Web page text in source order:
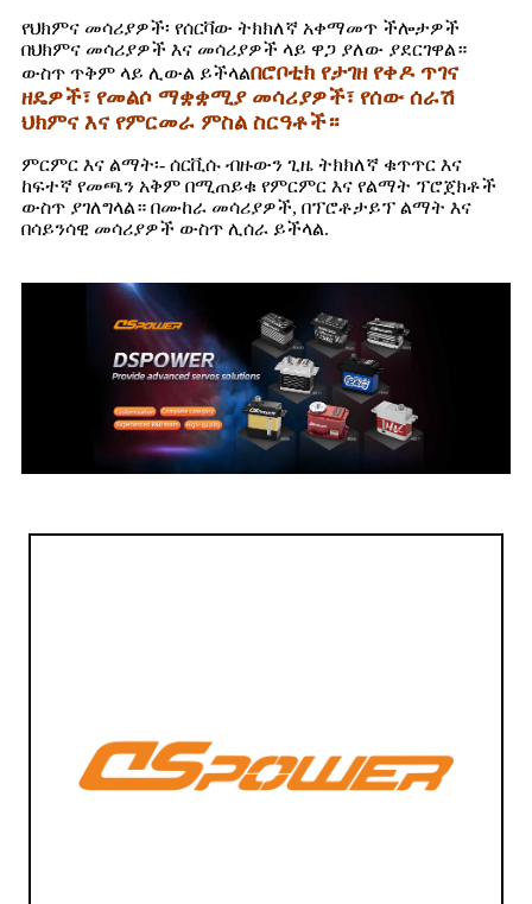
የህክምና መሳሪያዎች፡ የሰርቫው ትክክለኛ አቀማመጥ ችሎታዎች
በህክምና መሳሪያዎች እና መሳሪያዎች ላይ ዋጋ ያለው ያደርገዋል።
ውስጥ ጥቅም ላይ ሊውል ይችላልበሮቦቲክ የታገዘ የቀዶ ጥገና
ዘዴዎች፣ የመልሶ ማቋቋሚያ መሳሪያዎች፣ የሰው ሰራሽ
ህክምና እና የምርመራ ምስል ስርዓቶች።
ምርምር እና ልማት፡- ሰርቪሱ ብዙውን ጊዜ ትክክለኛ ቁጥጥር እና
ከፍተኛ የመጫን አቅም በሚጠይቁ የምርምር እና የልማት ፕሮጀክቶች
ውስጥ ያገለግላል። በሙከራ መሳሪያዎች, በፕሮቶታይፕ ልማት እና
በሳይንሳዊ መሳሪያዎች ውስጥ ሊሰራ ይችላል.